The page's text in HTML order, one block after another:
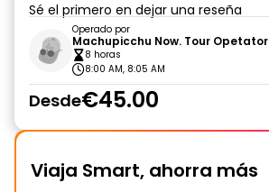
Sé el primero en dejar una reseña
Operado por
Machupicchu Now. Tour Opetator
8 horas
8:00 AM, 8:05 AM
Desde€45.00
Viaja Smart, ahorra más